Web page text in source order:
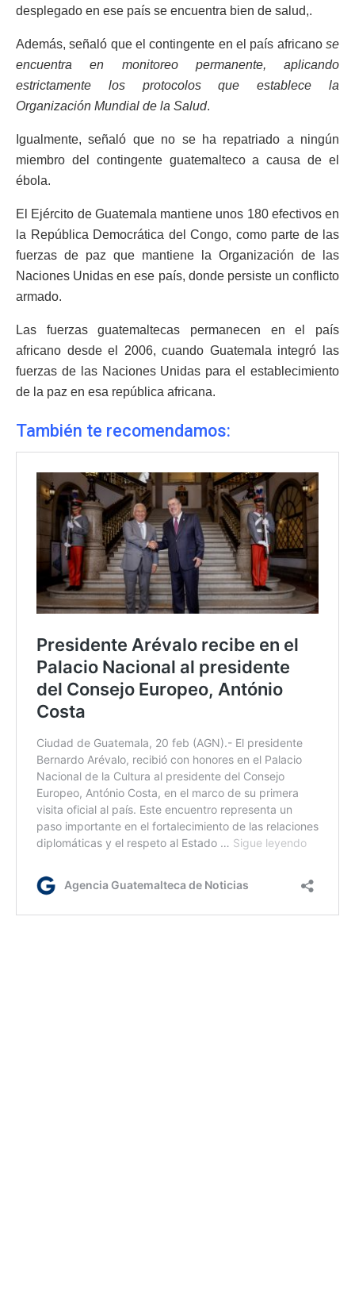
desplegado en ese país se encuentra bien de salud,.
Además, señaló que el contingente en el país africano se
encuentra en monitoreo permanente, aplicando
estrictamente los protocolos que establece la
Organización Mundial de la Salud.
Igualmente, señaló que no se ha repatriado a ningún
miembro del contingente guatemalteco a causa de el
ébola.
El Ejército de Guatemala mantiene unos 180 efectivos en
la República Democrática del Congo, como parte de las
fuerzas de paz que mantiene la Organización de las
Naciones Unidas en ese país, donde persiste un conflicto
armado.
Las fuerzas guatemaltecas permanecen en el país
africano desde el 2006, cuando Guatemala integró las
fuerzas de las Naciones Unidas para el establecimiento
de la paz en esa república africana.
También te recomendamos: